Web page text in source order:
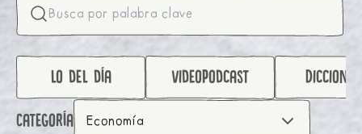
lo del día videopodcast
Categoría Economía